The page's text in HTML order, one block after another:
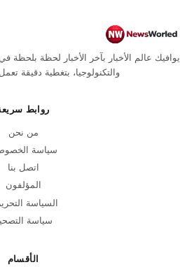
يوافيك عالم الأخبار بآخر الأخبار لحظة بلحظة
والتكنولوجيا، بتغطية دقيقة
روابط
من نحن
سياسة
اتصل بنا
المؤلفون
السياسة
سياسة
الأقسام